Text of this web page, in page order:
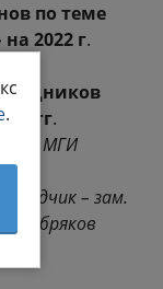
по теме
2022 г.
гг.
ФИЦ МГИ
Докладчик – зам.
Кубряков
.